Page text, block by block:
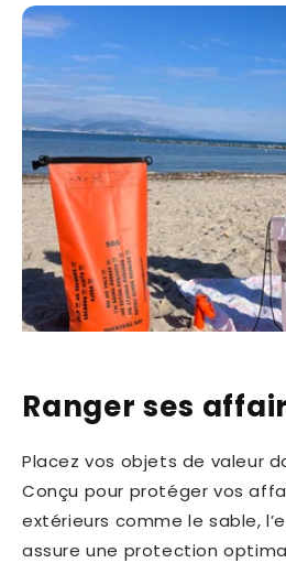
Ranger ses
Placez vos objets de valeur
Conçu pour protéger vos
extérieurs comme le sable,
assure une protection